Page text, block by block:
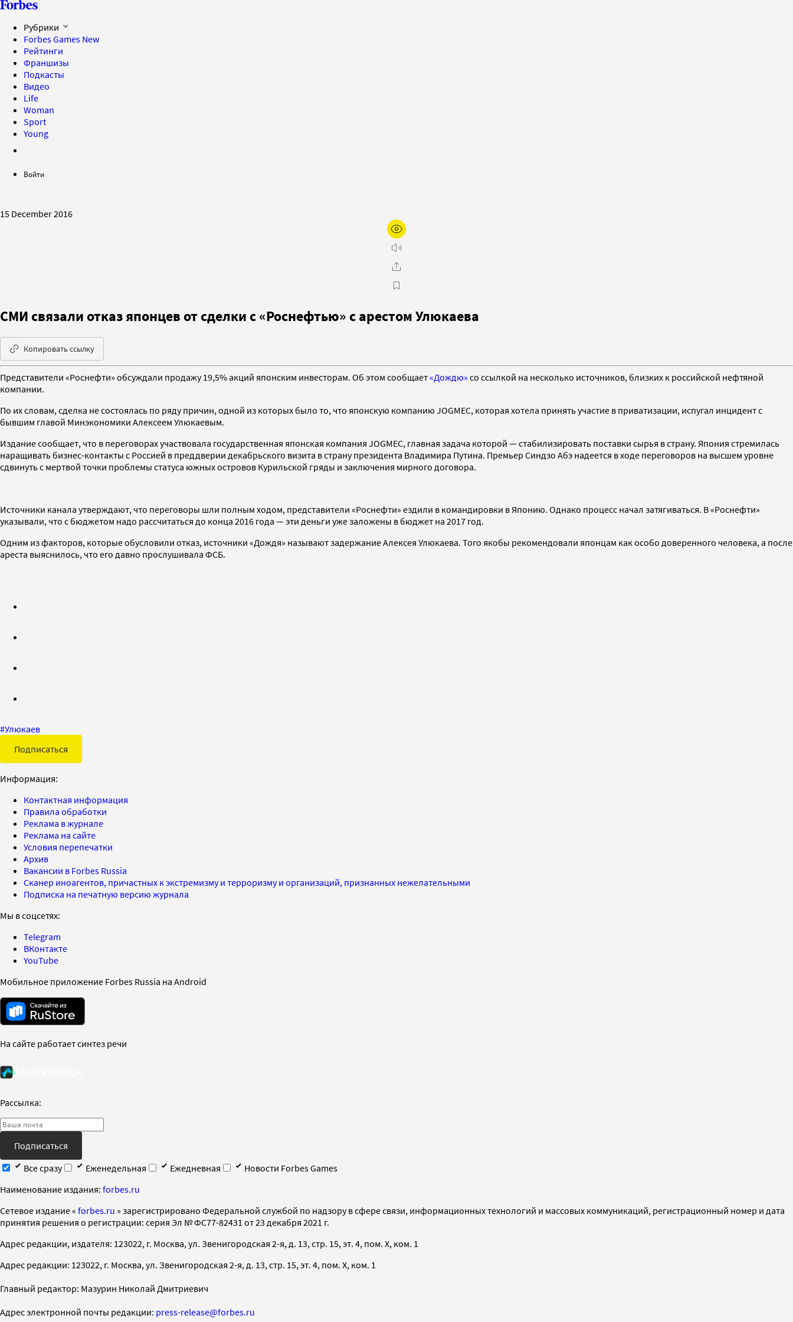
Рубрики
Forbes Games New
Рейтинги
Франшизы
Подкасты
Видео
Life
Woman
Sport
Young
Войти
15 December 2016
СМИ связали отказ японцев от сделки с «Роснефтью» с арестом Улюкаева
Копировать ссылку
Представители «Роснефти» обсуждали продажу 19,5% акций японским инвесторам. Об этом сообщает«Дождю» со ссылкой на несколько источников, близких к российской нефтяной
компании.
По их словам, сделка не состоялась по ряду причин, одной из которых было то, что японскую компанию JOGMEC, которая хотела принять участие в приватизации, испугал инцидент с
бывшим главой Минэкономики Алексеем Улюкаевым.
Издание сообщает, что в переговорах участвовала государственная японская компания JOGMEC, главная задача которой — стабилизировать поставки сырья в страну. Япония стремилась
наращивать бизнес-контакты с Россией в преддверии декабрьского визита в страну президента Владимира Путина. Премьер Синдзо Абэ надеется в ходе переговоров на высшем уровне
сдвинуть с мертвой точки проблемы статуса южных островов Курильской гряды и заключения мирного договора.
Источники канала утверждают, что переговоры шли полным ходом, представители «Роснефти» ездили в командировки в Японию. Однако процесс начал затягиваться. В «Роснефти»
указывали, что с бюджетом надо рассчитаться до конца 2016 года — эти деньги уже заложены в бюджет на 2017 год.
Одним из факторов, которые обусловили отказ, источники «Дождя» называют задержание Алексея Улюкаева. Того якобы рекомендовали японцам как особо доверенного человека, а после
ареста выяснилось, что его давно прослушивала ФСБ.
#Улюкаев
Подписаться
Информация:
Контактная информация
Правила обработки
Реклама в журнале
Реклама на сайте
Условия перепечатки
Архив
Вакансии в Forbes Russia
Сканер иноагентов, причастных к экстремизму и терроризму и организаций, признанных нежелательными
Подписка на печатную версию журнала
Мы в соцсетях:
Telegram
ВКонтакте
YouTube
Мобильное приложение Forbes Russia на Android
На сайте работает синтез речи
Рассылка:
Подписаться
Все сразу
Еженедельная Ежедневная
Новости Forbes Games
Наименование издания: forbes.ru
Cетевое издание « forbes.ru » зарегистрировано Федеральной службой по надзору в сфере связи, информационных технологий и массовых коммуникаций, регистрационный номер и дата
принятия решения о регистрации: серия Эл № ФС77-82431 от 23 декабря 2021 г.
Адрес редакции, издателя: 123022, г. Москва, ул. Звенигородская 2-я, д. 13, стр. 15, эт. 4, пом. X, ком. 1
Адрес редакции: 123022, г. Москва, ул. Звенигородская 2-я, д. 13, стр. 15, эт. 4, пом. X, ком. 1
Главный редактор: Мазурин Николай Дмитриевич
Адрес электронной почты редакции: press-release@forbes.ru